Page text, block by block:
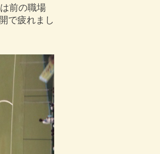
前の職場
で疲れまし